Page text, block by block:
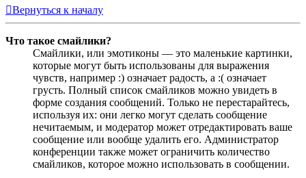
Вернуться к началу
Что такое смайлики?
Смайлики, или эмотиконы — это маленькие картинки,
которые могут быть использованы для выражения
чувств, например :) означает радость, а :( означает
грусть. Полный список смайликов можно увидеть в
форме создания сообщений. Только не перестарайтесь,
используя их: они легко могут сделать сообщение
нечитаемым, и модератор может отредактировать ваше
сообщение или вообще удалить его. Администратор
конференции также может ограничить количество
смайликов, которое можно использовать в сообщении.